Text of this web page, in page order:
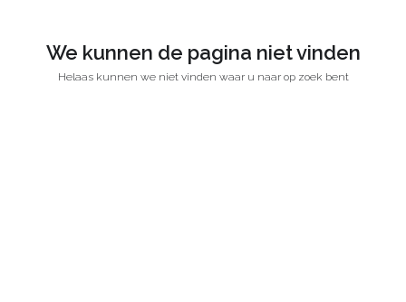
We kunnen de pagina niet vinden
Helaas kunnen we niet vinden waar u naar op zoek bent